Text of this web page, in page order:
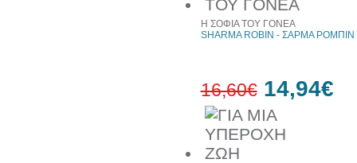
Η ΣΟΦΙΑ ΤΟΥ ΓΟΝΕΑ
SHARMA ROBIN - ΣΑΡΜΑ ΡΟΜΠΙΝ
16,60€ 14,94€